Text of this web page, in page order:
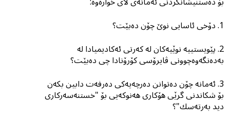
1. دۆخی ئاسایی نوێ چۆن دەبێت؟
2. پێویستییە نوێیەکان لە کەرتی ئەکادیمیادا لە
بەدەنگەوەچوونی ڤایرۆسی کۆرۆنادا چی دەبێت؟
3. ئەمانە چۆن دەتوانن دەرچەیەكی دەرفەت دابین بکەن
بۆ شکاندنی گرێی هۆکاری هەنوکەیى بۆ "خستنەسەرکاری
دید بەرتەسك"؟